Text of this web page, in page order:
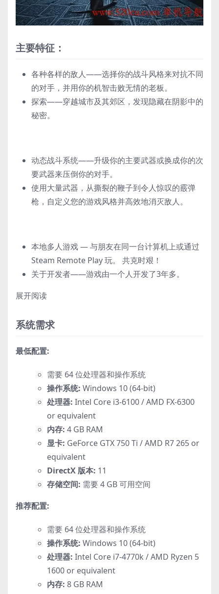
主要特征：
各种各样的敌人——选择你的战斗风格来对抗不同
的对手，并用你的机智击败无情的老板。
探索——穿越城市及其郊区，发现隐藏在阴影中的
秘密。
动态战斗系统——升级你的主要武器或换成你的次
要武器来压倒你的对手。
使用大量武器，从撕裂的鞭子到令人惊叹的霰弹
枪，自定义您的游戏风格并高效地消灭敌人。
本地多人游戏 — 与朋友在同一台计算机上或通过
Steam Remote Play 玩。 共克时艰！
关于开发者——游戏由一个人开发了3年多。
展开阅读
系统需求
最低配置:
需要 64 位处理器和操作系统
操作系统: Windows 10 (64-bit)
处理器: Intel Core i3-6100 / AMD FX-6300
or equivalent
内存: 4 GB RAM
显卡: GeForce GTX 750 Ti / AMD R7 265 or
equivalent
DirectX 版本: 11
存储空间: 需要 4 GB 可用空间
推荐配置:
需要 64 位处理器和操作系统
操作系统: Windows 10 (64-bit)
处理器: Intel Core i7-4770k / AMD Ryzen 5
1600 or equivalent
内存: 8 GB RAM